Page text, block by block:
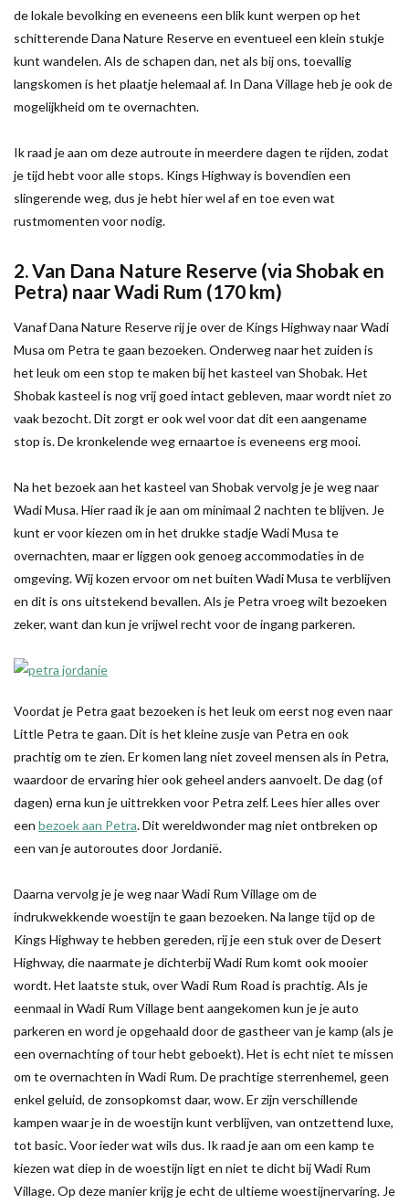
de lokale bevolking en eveneens een blik kunt werpen op het
schitterende Dana Nature Reserve en eventueel een klein stukje
kunt wandelen. Als de schapen dan, net als bij ons, toevallig
langskomen is het plaatje helemaal af. In Dana Village heb je ook de
mogelijkheid om te overnachten.
Ik raad je aan om deze autroute in meerdere dagen te rijden, zodat
je tijd hebt voor alle stops. Kings Highway is bovendien een
slingerende weg, dus je hebt hier wel af en toe even wat
rustmomenten voor nodig.
2. Van Dana Nature Reserve (via Shobak en
Petra) naar Wadi Rum (170 km)
Vanaf Dana Nature Reserve rij je over de Kings Highway naar Wadi
Musa om Petra te gaan bezoeken. Onderweg naar het zuiden is
het leuk om een stop te maken bij het kasteel van Shobak. Het
Shobak kasteel is nog vrij goed intact gebleven, maar wordt niet zo
vaak bezocht. Dit zorgt er ook wel voor dat dit een aangename
stop is. De kronkelende weg ernaartoe is eveneens erg mooi.
Na het bezoek aan het kasteel van Shobak vervolg je je weg naar
Wadi Musa. Hier raad ik je aan om minimaal 2 nachten te blijven. Je
kunt er voor kiezen om in het drukke stadje Wadi Musa te
overnachten, maar er liggen ook genoeg accommodaties in de
omgeving. Wij kozen ervoor om net buiten Wadi Musa te verblijven
en dit is ons uitstekend bevallen. Als je Petra vroeg wilt bezoeken
zeker, want dan kun je vrijwel recht voor de ingang parkeren.
Voordat je Petra gaat bezoeken is het leuk om eerst nog even naar
Little Petra te gaan. Dit is het kleine zusje van Petra en ook
prachtig om te zien. Er komen lang niet zoveel mensen als in Petra,
waardoor de ervaring hier ook geheel anders aanvoelt. De dag (of
dagen) erna kun je uittrekken voor Petra zelf. Lees hier alles over
een bezoek aan Petra. Dit wereldwonder mag niet ontbreken op
een van je autoroutes door Jordanië.
Daarna vervolg je je weg naar Wadi Rum Village om de
indrukwekkende woestijn te gaan bezoeken. Na lange tijd op de
Kings Highway te hebben gereden, rij je een stuk over de Desert
Highway, die naarmate je dichterbij Wadi Rum komt ook mooier
wordt. Het laatste stuk, over Wadi Rum Road is prachtig. Als je
eenmaal in Wadi Rum Village bent aangekomen kun je je auto
parkeren en word je opgehaald door de gastheer van je kamp (als je
een overnachting of tour hebt geboekt). Het is echt niet te missen
om te overnachten in Wadi Rum. De prachtige sterrenhemel, geen
enkel geluid, de zonsopkomst daar, wow. Er zijn verschillende
kampen waar je in de woestijn kunt verblijven, van ontzettend luxe,
tot basic. Voor ieder wat wils dus. Ik raad je aan om een kamp te
kiezen wat diep in de woestijn ligt en niet te dicht bij Wadi Rum
Village. Op deze manier krijg je echt de ultieme woestijnervaring. Je